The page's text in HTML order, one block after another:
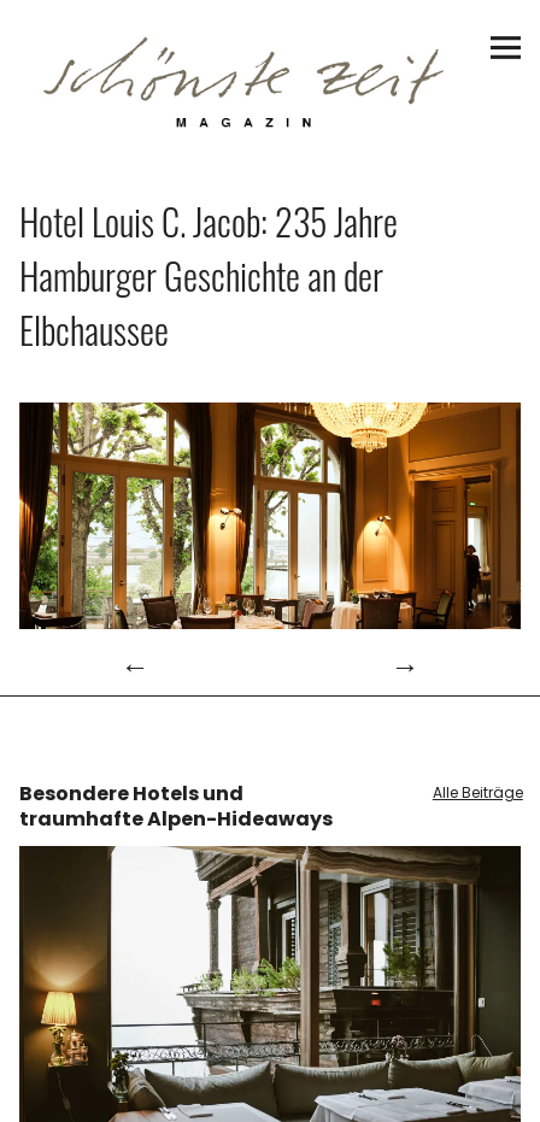
Reiseziele
Genuss
Lifestyle
Facebook
Instagram
PinterestBlueskyThreads
Info
Hotel Louis C. Jacob: 235 Jahre
Hamburger Geschichte an der
Elbchaussee
Besondere Hotels und
traumhafte Alpen-Hideaways
Alle Beiträge